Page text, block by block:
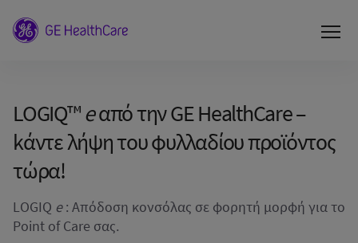
LOGIQ™eαπό την GE HealthCare –
kάντε λήψη του φυλλαδίου προϊόντος
τώρα!
LOGIQ e: Απόδοση κονσόλας σε φορητή μορφή για το
Point of Care σας.